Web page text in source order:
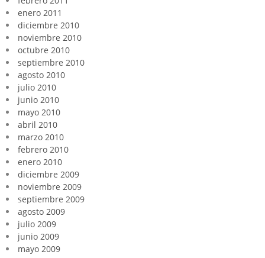
enero 2011
diciembre 2010
noviembre 2010
octubre 2010
septiembre 2010
agosto 2010
julio 2010
junio 2010
mayo 2010
abril 2010
marzo 2010
febrero 2010
enero 2010
diciembre 2009
noviembre 2009
septiembre 2009
agosto 2009
julio 2009
junio 2009
mayo 2009